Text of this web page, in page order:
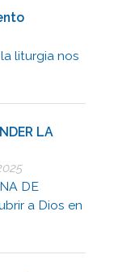
liturgia nos
LA
DE
a Dios en